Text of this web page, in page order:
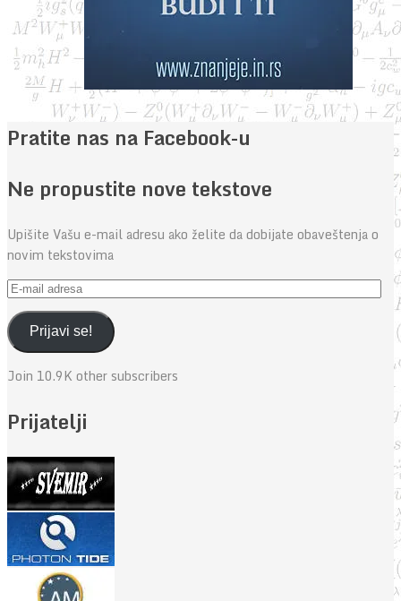
Pratite nas na Facebook-u
Ne propustite nove tekstove
Upišite Vašu e-mail adresu ako želite da dobijate obaveštenja o
novim tekstovima
E-
mail
adresaPrijavi se!
Join 10.9K other subscribers
Prijatelji